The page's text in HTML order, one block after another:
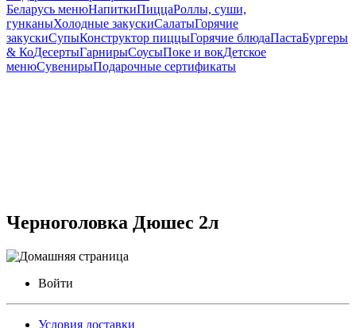
Беларусь менюНапиткиПиццаРоллы, суши,
гунканыХолодные закускиСалатыГорячие
закускиСупыКонструктор пиццыГорячие блюдаПастаБургеры
& КоДесертыГарнирыСоусыПоке и вокДетское
менюСувенирыПодарочные сертификаты
Черноголовка Дюшес 2л
Войти
Условия доставки